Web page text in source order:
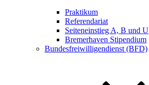
Praktikum
Referendariat
Seiteneinstieg A, B und U
Bremerhaven Stipendium
Bundesfreiwilligendienst (BFD)